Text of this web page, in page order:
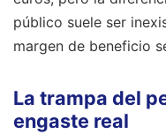
público suele ser
margen de beneficio
La trampa del
engaste real